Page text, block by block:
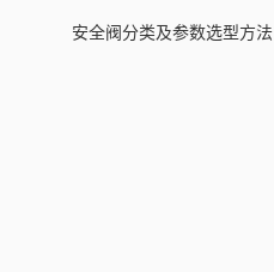
安全阀分类及参数选型方法